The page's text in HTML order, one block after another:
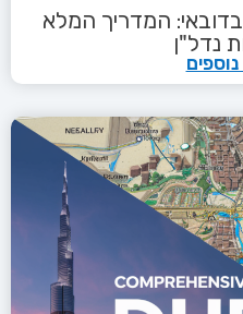
בדובאי: המדריך המלא
נדל"ן